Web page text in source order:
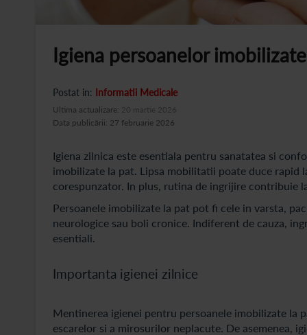
Igiena persoanelor
Postat in: Informatii Medicale
Data publicării: 27 februarie 2026
Ultima actualizare: 20 martie 2026
Igiena zilnica este esentiala pentru sanatatea si
imobilizate la pat. Lipsa mobilitatii poate duce
corespunzator. In plus, rutina de ingrijire contribuie
Persoanele imobilizate la pat pot fi cele in varsta,
neurologice sau boli cronice. Indiferent de cauza,
esentiali.
Importanta igienei zilnice
Mentinerea igienei pentru persoanele imobilizate la
escarelor si a mirosurilor neplacute. De asemenea,